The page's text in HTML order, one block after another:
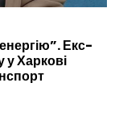
Екс-
у Харкові